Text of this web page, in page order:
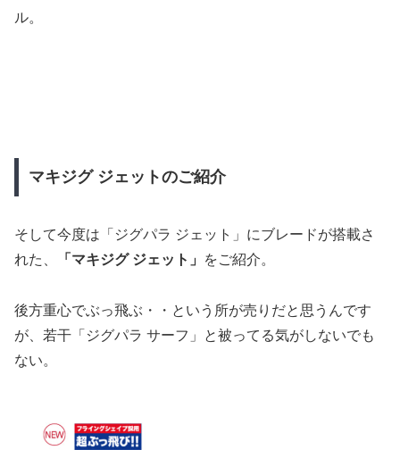
ル。
マキジグ ジェットのご紹介
そして今度は「ジグパラ ジェット」にブレードが搭載さ
れた、
「マキジグ ジェット」 をご紹介。
後方重心でぶっ飛ぶ・・という所が売りだと思うんです
が、若干「ジグパラ サーフ」と被ってる気がしないでも
ない。